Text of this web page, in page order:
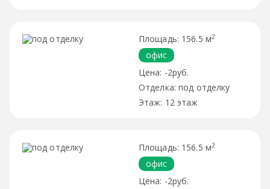
156.5 м2
офис
-2руб.
под отделку
12 этаж
156.5 м2
офис
-2руб.